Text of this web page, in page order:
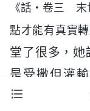
《話・卷三 末
點才能有真實轉
堂了很多，
是受撒但灌
「百善孝為